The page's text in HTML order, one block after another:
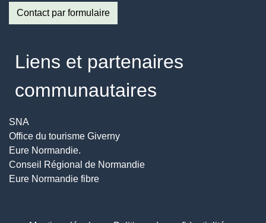
Contact par formulaire
Liens et partenaires
communautaires
SNA
Office du tourisme Giverny
Eure Normandie.
Conseil Régional de Normandie
Eure Normandie fibre